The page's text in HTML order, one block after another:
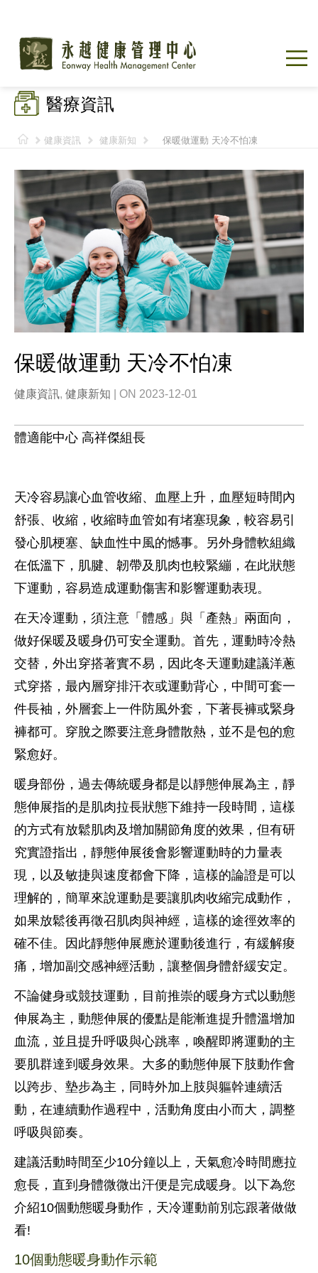
醫療資訊
健康資訊 健康新知 保暖做運動 天冷不怕凍
保暖做運動 天冷不怕凍
健康資訊, 健康新知 | ON 2023-12-01
體適能中心 高祥傑組長
天冷容易讓心血管收縮、血壓上升，血壓短時間內
舒張、收縮，收縮時血管如有堵塞現象，較容易引
發心肌梗塞、缺血性中風的憾事。另外身體軟組織
在低溫下，肌腱、韌帶及肌肉也較緊繃，在此狀態
下運動，容易造成運動傷害和影響運動表現。
在天冷運動，須注意「體感」與「產熱」兩面向，
做好保暖及暖身仍可安全運動。首先，運動時冷熱
交替，外出穿搭著實不易，因此冬天運動建議洋蔥
式穿搭，最內層穿排汗衣或運動背心，中間可套一
件長袖，外層套上一件防風外套，下著長褲或緊身
褲都可。穿脫之際要注意身體散熱，並不是包的愈
緊愈好。
暖身部份，過去傳統暖身都是以靜態伸展為主，靜
態伸展指的是肌肉拉長狀態下維持一段時間，這樣
的方式有放鬆肌肉及增加關節角度的效果，但有研
究實證指出，靜態伸展後會影響運動時的力量表
現，以及敏捷與速度都會下降，這樣的論證是可以
理解的，簡單來說運動是要讓肌肉收縮完成動作，
如果放鬆後再徵召肌肉與神經，這樣的途徑效率的
確不佳。因此靜態伸展應於運動後進行，有緩解痠
痛，增加副交感神經活動，讓整個身體舒緩安定。
不論健身或競技運動，目前推崇的暖身方式以動態
伸展為主，動態伸展的優點是能漸進提升體溫增加
血流，並且提升呼吸與心跳率，喚醒即將運動的主
要肌群達到暖身效果。大多的動態伸展下肢動作會
以跨步、墊步為主，同時外加上肢與軀幹連續活
動，在連續動作過程中，活動角度由小而大，調整
呼吸與節奏。
建議活動時間至少10分鐘以上，天氣愈冷時間應拉
愈長，直到身體微微出汗便是完成暖身。以下為您
介紹10個動態暖身動作，天冷運動前別忘跟著做做
看!
10個動態暖身動作示範